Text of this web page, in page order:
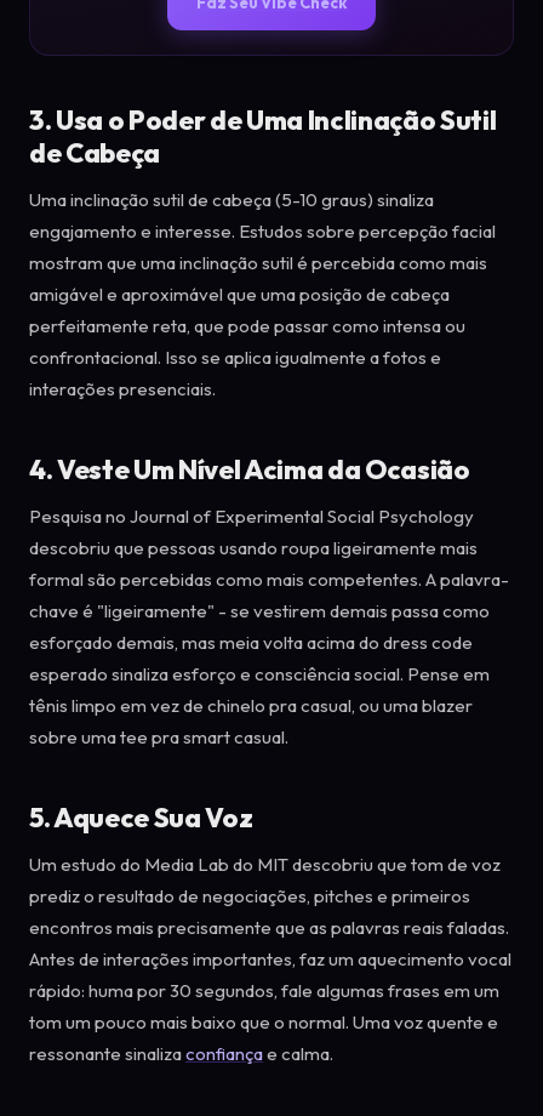
3. Usa o Poder de Uma Inclinação Sutil
de Cabeça
Uma inclinação sutil de cabeça (5-10 graus) sinaliza
engajamento e interesse. Estudos sobre percepção facial
mostram que uma inclinação sutil é percebida como mais
amigável e aproximável que uma posição de cabeça
perfeitamente reta, que pode passar como intensa ou
confrontacional. Isso se aplica igualmente a fotos e
interações presenciais.
4. Veste Um Nível Acima da Ocasião
Pesquisa no Journal of Experimental Social Psychology
descobriu que pessoas usando roupa ligeiramente mais
formal são percebidas como mais competentes. A palavra-
chave é "ligeiramente" - se vestirem demais passa como
esforçado demais, mas meia volta acima do dress code
esperado sinaliza esforço e consciência social. Pense em
tênis limpo em vez de chinelo pra casual, ou uma blazer
sobre uma tee pra smart casual.
5. Aquece Sua Voz
Um estudo do Media Lab do MIT descobriu que tom de voz
prediz o resultado de negociações, pitches e primeiros
encontros mais precisamente que as palavras reais faladas.
Antes de interações importantes, faz um aquecimento vocal
rápido: huma por 30 segundos, fale algumas frases em um
tom um pouco mais baixo que o normal. Uma voz quente e
ressonante sinalizaconfiançae calma.